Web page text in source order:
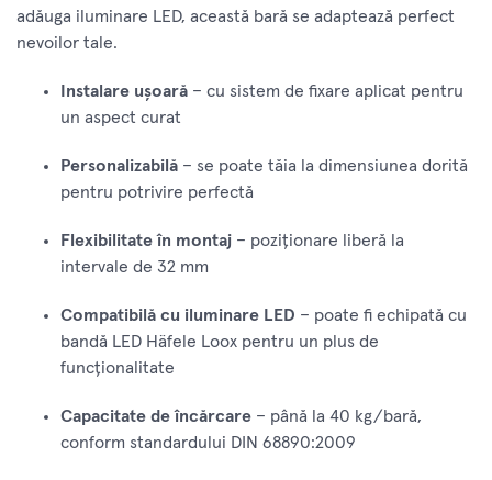
adăuga iluminare LED, această bară se adaptează perfect
nevoilor tale.
Instalare ușoară – cu sistem de fixare aplicat pentru
un aspect curat
Personalizabilă – se poate tăia la dimensiunea dorită
pentru potrivire perfectă
Flexibilitate în montaj – poziționare liberă la
intervale de 32 mm
Compatibilă cu iluminare LED – poate fi echipată cu
bandă LED Häfele Loox pentru un plus de
funcționalitate
Capacitate de încărcare – până la 40 kg/bară,
conform standardului DIN 68890:2009